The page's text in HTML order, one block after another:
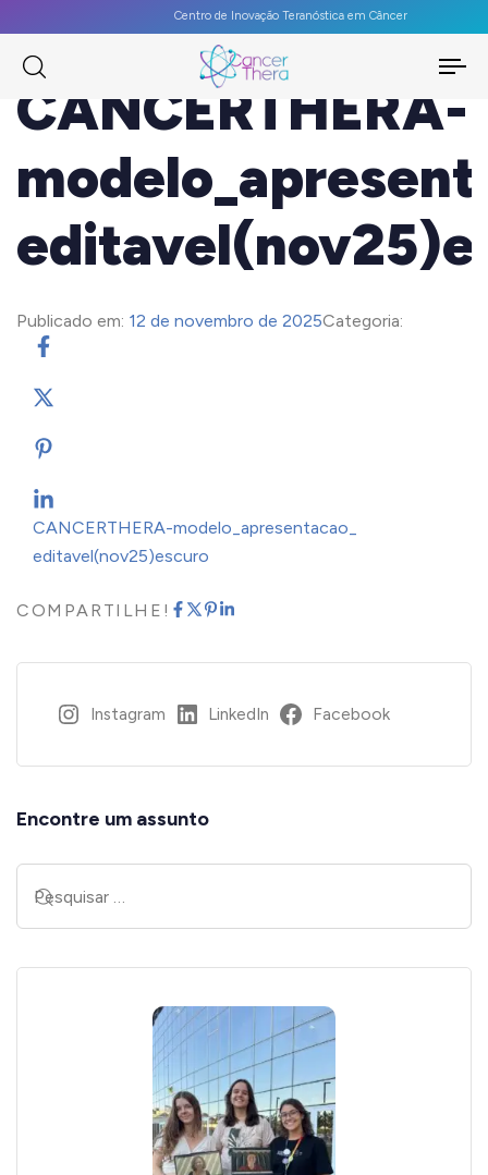
Centro de Inovação Teranóstica em Câncer
CANCERTHERA-
Publicado em: 12 de novembro de 2025Categoria:
CANCERTHERA-modelo_apresentacao_
editavel(nov25)escuro
COMPARTILHE!
Instagram LinkedIn Facebook
Encontre um assunto